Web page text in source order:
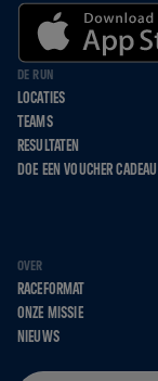
DE RUN
LOCATIES
TEAMS
RESULTATEN
DOE EEN VOUCHER CADEAU
OVER
RACEFORMAT
ONZE MISSIE
NIEUWS